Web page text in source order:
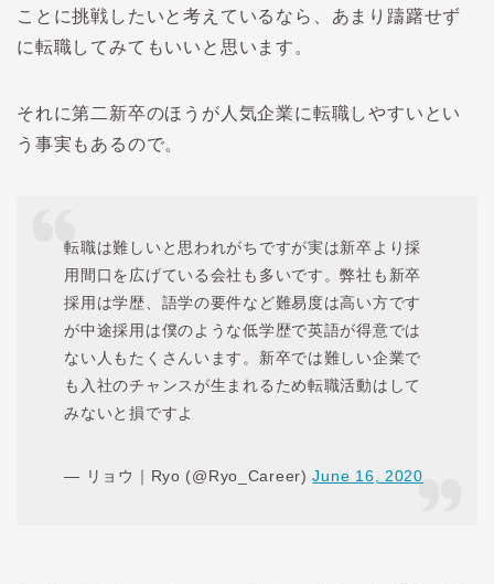
ことに挑戦したいと考えているなら、あまり躊躇せず
に転職してみてもいいと思います。
それに第二新卒のほうが人気企業に転職しやすいとい
う事実もあるので。
転職は難しいと思われがちですが実は新卒より採
用間口を広げている会社も多いです。弊社も新卒
採用は学歴、語学の要件など難易度は高い方です
が中途採用は僕のような低学歴で英語が得意では
ない人もたくさんいます。新卒では難しい企業で
も入社のチャンスが生まれるため転職活動はして
みないと損ですよ
— リョウ｜Ryo (@Ryo_Career)June 16, 2020